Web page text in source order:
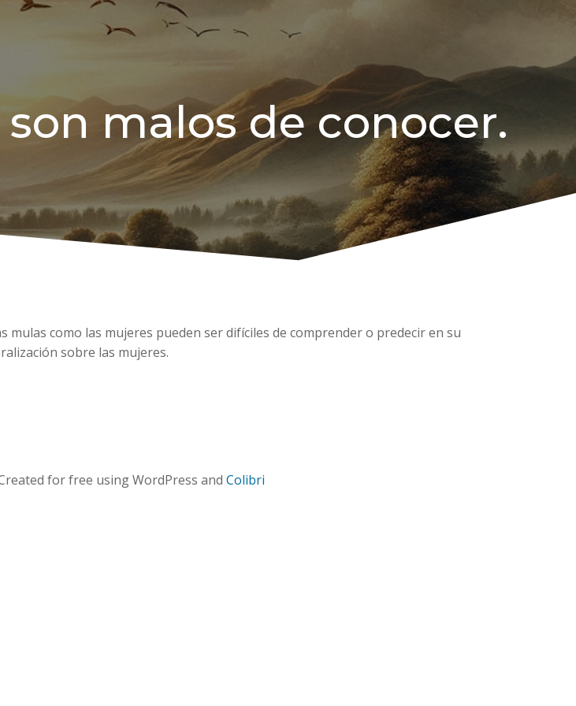
malos de conocer.
como las mujeres pueden ser difíciles de comprender o predecir en su
sobre las mujeres.
for free using WordPress and Colibri